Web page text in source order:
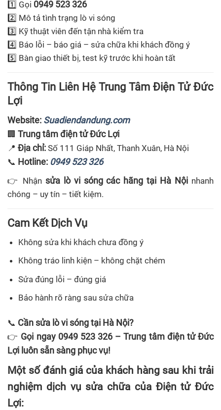
1️⃣ Gọi 0949 523 326
2️⃣ Mô tả tình trạng lò vi sóng
3️⃣ Kỹ thuật viên đến tận nhà kiểm tra
4️⃣ Báo lỗi – báo giá – sửa chữa khi khách đồng ý
5️⃣ Bàn giao thiết bị, test kỹ trước khi hoàn tất
Thông Tin Liên Hệ Trung Tâm Điện Tử Đức
Lợi
Website: Suadiendandung.com
🏢 Trung tâm điện tử Đức Lợi
📍 Địa chỉ: Số 111 Giáp Nhất, Thanh Xuân, Hà Nội
📞 Hotline: 0949 523 326
👉 Nhận sửa lò vi sóng các hãng tại Hà Nội nhanh
chóng – uy tín – tiết kiệm.
Cam Kết Dịch Vụ
Không sửa khi khách chưa đồng ý
Không tráo linh kiện – không chặt chém
Sửa đúng lỗi – đúng giá
Bảo hành rõ ràng sau sửa chữa
📞 Cần sửa lò vi sóng tại Hà Nội?
👉 Gọi ngay 0949 523 326 – Trung tâm điện tử Đức
Lợi luôn sẵn sàng phục vụ!
Một số đánh giá của khách hàng sau khi trải
nghiệm dịch vụ sửa chữa của Điện tử Đức
Lợi: